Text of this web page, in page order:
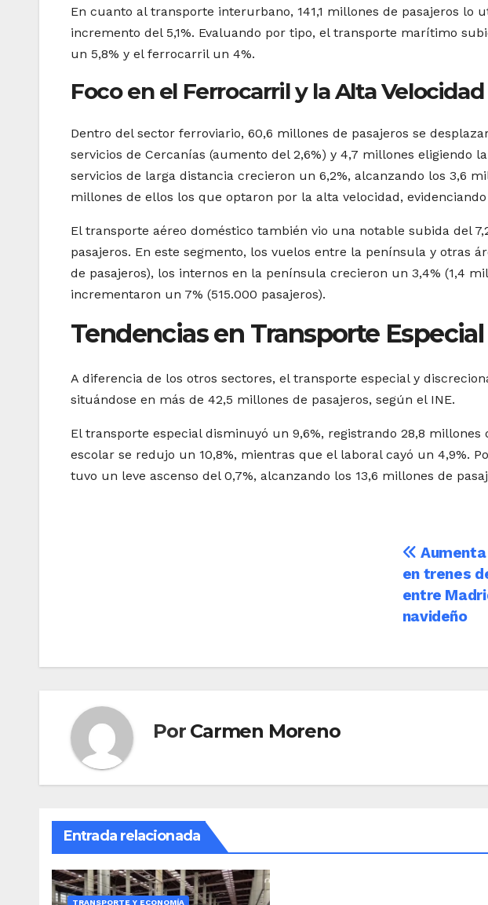
En cuanto al transporte interurbano, 141,1 millones de pasajeros lo
incremento del 5,1%. Evaluando por tipo, el transporte marítimo
un 5,8% y el ferrocarril un 4%.
Foco en el Ferrocarril y la Alta Velocidad
Dentro del sector ferroviario, 60,6 millones de pasajeros se
servicios de Cercanías (aumento del 2,6%) y 4,7 millones eligiendo
servicios de larga distancia crecieron un 6,2%, alcanzando los 3,6
millones de ellos los que optaron por la alta velocidad,
El transporte aéreo doméstico también vio una notable subida del
pasajeros. En este segmento, los vuelos entre la península y otras
de pasajeros), los internos en la península crecieron un 3,4% (1,4
incrementaron un 7% (515.000 pasajeros).
Tendencias en Transporte
A diferencia de los otros sectores, el transporte especial y
situándose en más de 42,5 millones de pasajeros, según el INE.
El transporte especial disminuyó un 9,6%, registrando 28,8
escolar se redujo un 10,8%, mientras que el laboral cayó un 4,9%.
tuvo un leve ascenso del 0,7%, alcanzando los 13,6 millones de
en trenes
entre
navideño
Por Carmen Moreno
Entrada relacionada
TRANSPORTE Y ECONOMÍA